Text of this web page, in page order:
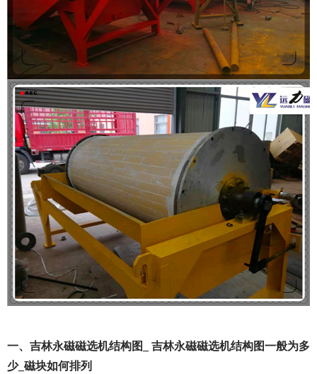
一、吉林永磁磁选机结构图_ 吉林永磁磁选机结构图一般为多
少_磁块如何排列